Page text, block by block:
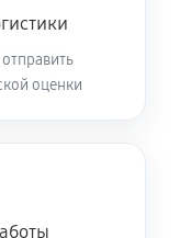
оценки